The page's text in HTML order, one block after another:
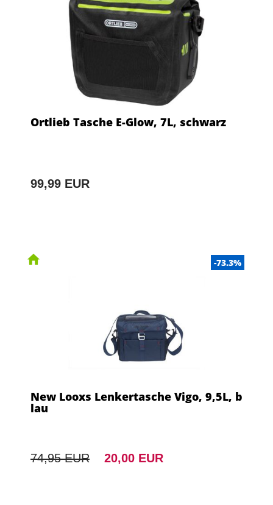
Ortlieb Tasche E-Glow, 7L, schwarz
99,99 EUR
-73.3%
New Looxs Lenkertasche Vigo, 9,5L, b
lau
74,95 EUR 20,00 EUR